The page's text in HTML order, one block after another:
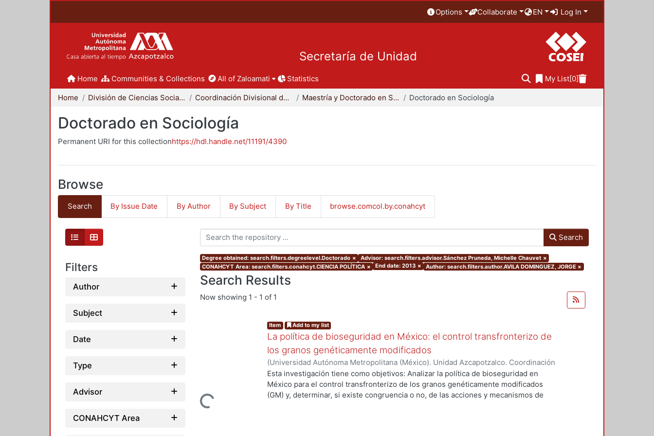
Options Collaborate EN Log In
Secretaría de Unidad
Home Communities & Collections All of Zaloamati Statistics My List[0]
Home División de Ciencias Sociales y Humanidades Coordinación Divisional de Posgrado Maestría y Doctorado en Sociología Doctorado en Sociología
Doctorado en Sociología
Permanent URI for this collectionhttps://hdl.handle.net/11191/4390
Browse
Search By Issue Date By Author By Subject By Title browse.comcol.by.conahcyt
Filters
Author
Subject
Date
Type
Advisor
CONAHCYT Area
Search
Degree obtained: search.filters.degreelevel.Doctorado × Advisor: search.filters.advisor.Sánchez Pruneda, Michelle Chauvet ×
CONAHCYT Area: search.filters.conahcyt.CIENCIA POLÍTICA × End date: 2013 × Author: search.filters.author.AVILA DOMINGUEZ, JORGE ×
Search Results
Now showing 1 - 1 of 1
Loading...
Item Add to my list
La política de bioseguridad en México: el control transfronterizo de
los granos genéticamente modificados
(Universidad Autónoma Metropolitana (México). Unidad Azcapotzalco. Coordinación
de Servicios de Información.,2013-10-30)AVILA DOMINGUEZ, JORGE
Esta investigación tiene como objetivos: Analizar la política de bioseguridad en
México para el control transfronterizo de los granos genéticamente modificados
(GM) y, determinar, si existe congruencia o no, de las acciones y mecanismos de